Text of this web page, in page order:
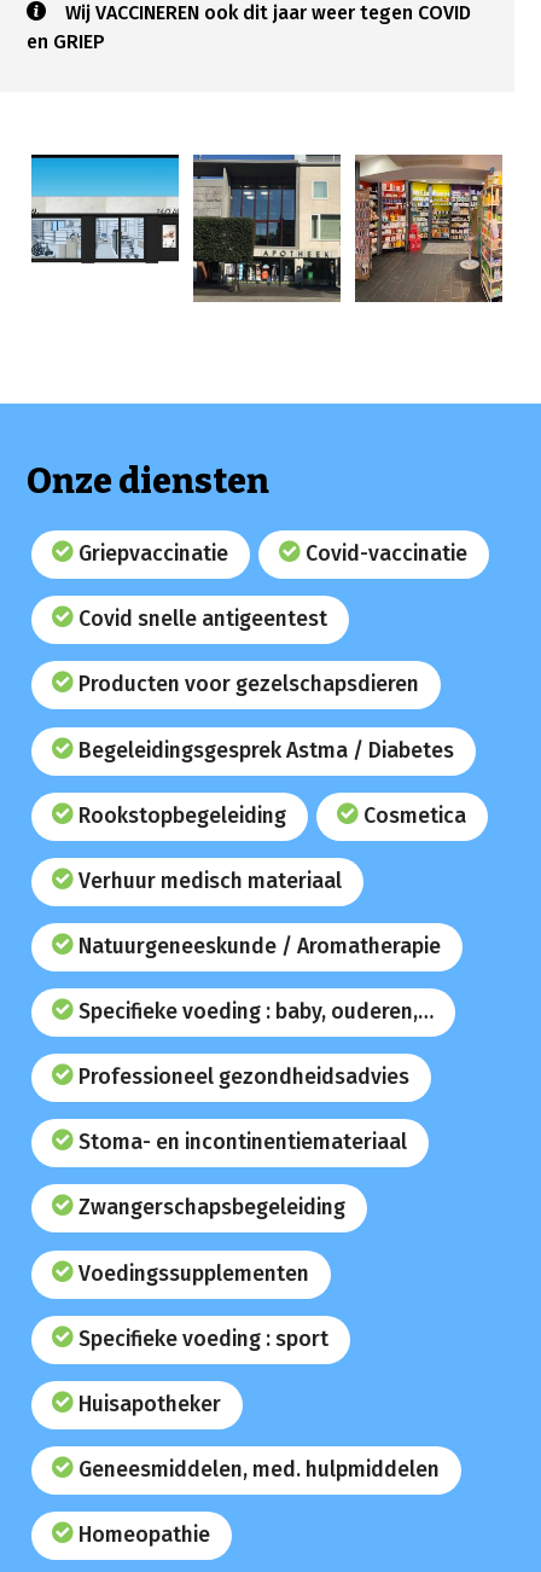
Wij VACCINEREN ook dit jaar weer tegen COVID
en GRIEP
Onze diensten
Griepvaccinatie Covid-vaccinatie
Covid snelle antigeentest
Producten voor gezelschapsdieren
Begeleidingsgesprek Astma / Diabetes
Rookstopbegeleiding Cosmetica
Verhuur medisch materiaal
Natuurgeneeskunde / Aromatherapie
Specifieke voeding : baby, ouderen,…
Professioneel gezondheidsadvies
Stoma- en incontinentiemateriaal
Zwangerschapsbegeleiding
Voedingssupplementen
Specifieke voeding : sport
Huisapotheker
Geneesmiddelen, med. hulpmiddelen
Homeopathie